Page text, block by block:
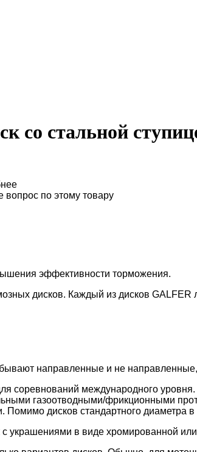
со стальной
вопрос по этому товару
эффективности торможения.
дисков. Каждый из дисков
направленные и не направленные,
соревнований международного
газоотводными/фрикционными
дисков стандартного диаметра
украшениями в виде хромированной